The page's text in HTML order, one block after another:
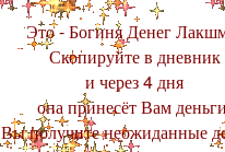
Это - Богиня Денег
Скопируйте в дневник
и через 4 дня
она принесёт Вам
Вы получите неожиданные